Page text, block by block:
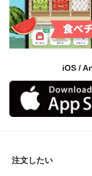
iOS /
注文したい